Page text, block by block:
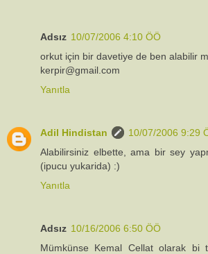
Adsız 10/07/2006 4:10 ÖÖ
orkut için bir davetiye de ben alabilir
kerpir@gmail.com
Yanıtla
Adil Hindistan
10/07/2006 9:29
Alabilirsiniz elbette, ama bir sey
(ipucu yukarida) :)
Yanıtla
Adsız 10/16/2006 6:50 ÖÖ
Mümkünse Kemal Cellat olarak bi